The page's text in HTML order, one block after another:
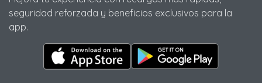
seguridad reforzada y beneficios exclusivos para la
app.